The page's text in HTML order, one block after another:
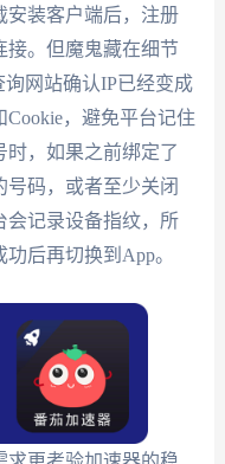
安装客户端后，注册
接。但魔鬼藏在细节
网站确认IP已经变成
，避免平台记住
，如果之前绑定了
码，或者至少关闭
会记录设备指纹，所
后再切换到App。